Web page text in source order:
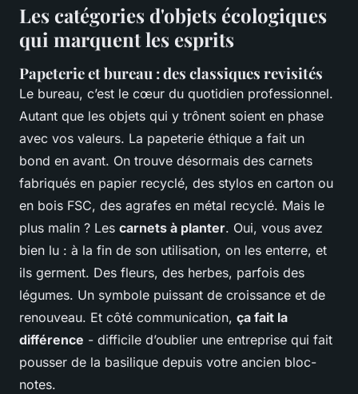
Les catégories d'objets écologiques
qui marquent les esprits
Papeterie et bureau : des classiques revisités
Le bureau, c’est le cœur du quotidien professionnel.
Autant que les objets qui y trônent soient en phase
avec vos valeurs. La papeterie éthique a fait un
bond en avant. On trouve désormais des carnets
fabriqués en papier recyclé, des stylos en carton ou
en bois FSC, des agrafes en métal recyclé. Mais le
plus malin ? Les carnets à planter. Oui, vous avez
bien lu : à la fin de son utilisation, on les enterre, et
ils germent. Des fleurs, des herbes, parfois des
légumes. Un symbole puissant de croissance et de
renouveau. Et côté communication, ça fait la
différence - difficile d’oublier une entreprise qui fait
pousser de la basilique depuis votre ancien bloc-
notes.